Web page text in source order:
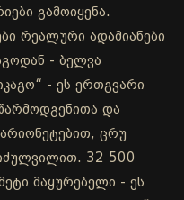
გამოიყენა.
რეალური ადამიანები
- ბელვა
- ეს ერთგვარი
და
ცრუ
32 500
მაყურებელი - ეს